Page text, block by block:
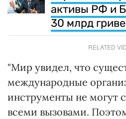
активы РФ и
30 млрд
RELATED
"Мир увидел, что
международные
инструменты не могут
всеми вызовами.